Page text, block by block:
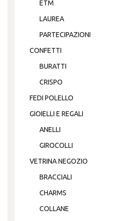
ETM
LAUREA
PARTECIPAZIONI
CONFETTI
BURATTI
CRISPO
FEDI POLELLO
GIOIELLI E REGALI
ANELLI
GIROCOLLI
VETRINA NEGOZIO
BRACCIALI
CHARMS
COLLANE